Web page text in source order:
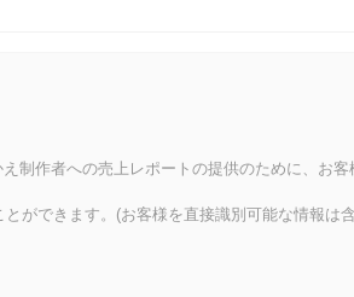
制作者への売上レポートの提供のために、お客
ができます。(お客様を直接識別可能な情報は